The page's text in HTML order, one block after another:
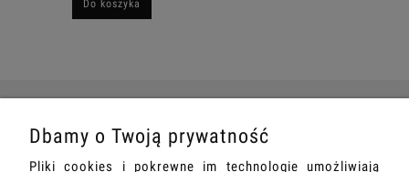
Do koszyka
Dbamy o Twoją prywatność
Pliki cookies i pokrewne im technologie umożliwiają